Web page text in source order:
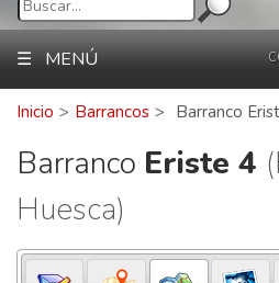
☰ MENÚ
Inicio > Barrancos > Barranco
Barranco Eriste 4
Huesca)